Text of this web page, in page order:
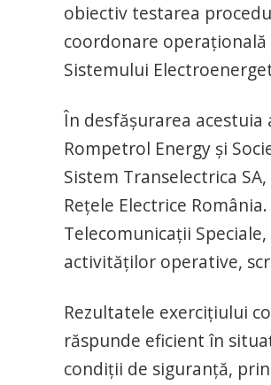
obiectiv testarea
coordonare
Sistemului
În desfăşurarea
Rompetrol Energy şi
Sistem Transelectrica
Reţele Electrice
Telecomunicaţii
activităţilor operative,
Rezultatele exerciţiului
răspunde eficient în
condiţii de siguranţă,